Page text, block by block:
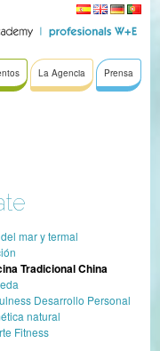
La Agencia Prensa
mar y termal
Tradicional China
Desarrollo Personal
natural
Fitness